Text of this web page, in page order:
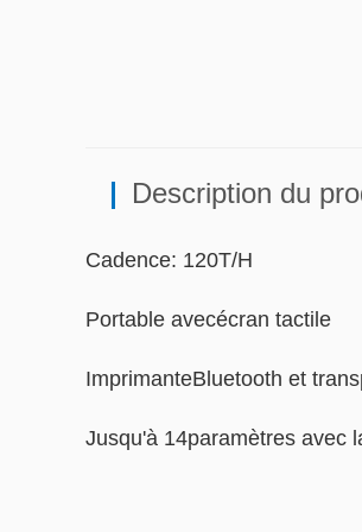
Description du
Cadence: 120T/H
Portable avecécran tactile
ImprimanteBluetooth et
Jusqu'à 14paramètres avec